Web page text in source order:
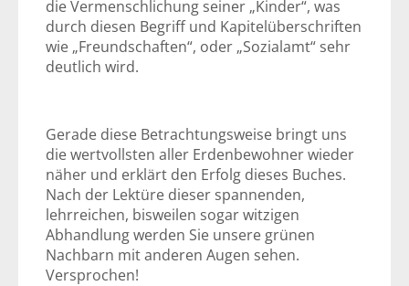
die Vermenschlichung seiner „Kinder“, was
durch diesen Begriff und Kapitelüberschriften
wie „Freundschaften“, oder „Sozialamt“ sehr
deutlich wird.
Gerade diese Betrachtungsweise bringt uns
die wertvollsten aller Erdenbewohner wieder
näher und erklärt den Erfolg dieses Buches.
Nach der Lektüre dieser spannenden,
lehrreichen, bisweilen sogar witzigen
Abhandlung werden Sie unsere grünen
Nachbarn mit anderen Augen sehen.
Versprochen!